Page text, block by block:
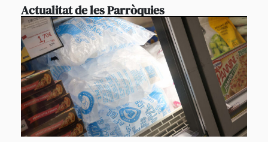
Actualitat de les Parròquies